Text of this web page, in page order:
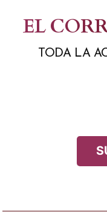
contenido
EL
TODA LA